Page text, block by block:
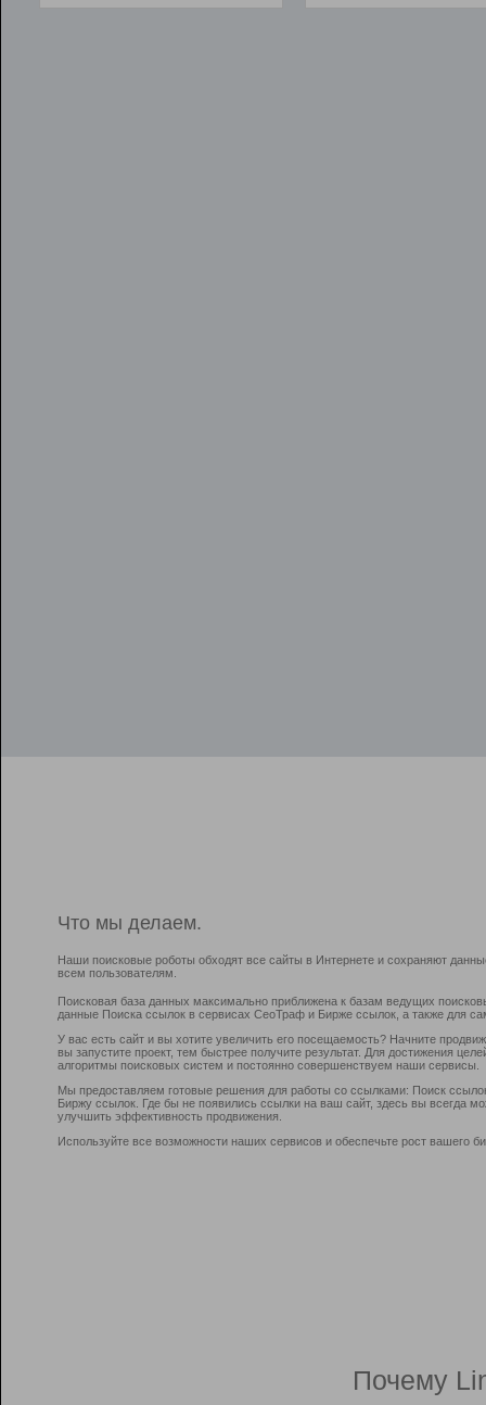
Что мы делаем.
Наши поисковые роботы обходят все сайты в Интернете и сохраняют
всем пользователям.
Поисковая база данных максимально приближена к базам ведущих
данные Поиска ссылок в сервисах СеоТраф и Бирже ссылок, а также для
У вас есть сайт и вы хотите увеличить его посещаемость? Начните
вы запустите проект, тем быстрее получите результат. Для достижения
алгоритмы поисковых систем и постоянно совершенствуем наши сервисы.
Мы предоставляем готовые решения для работы со ссылками: Поиск
Биржу ссылок. Где бы не появились ссылки на ваш сайт, здесь вы всегда
улучшить эффективность продвижения.
Используйте все возможности наших сервисов и обеспечьте рост вашего
Почему